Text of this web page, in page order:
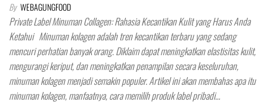
By WEBAGUNGFOOD
Private Label Minuman Collagen: Rahasia Kecantikan Kulit yang Harus Anda
Ketahui Minuman kolagen adalah tren kecantikan terbaru yang sedang
mencuri perhatian banyak orang. Diklaim dapat meningkatkan elastisitas kulit,
mengurangi keriput, dan meningkatkan penampilan secara keseluruhan,
minuman kolagen menjadi semakin populer. Artikel ini akan membahas apa itu
minuman kolagen, manfaatnya, cara memilih produk label pribadi…